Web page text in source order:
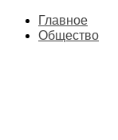
Главное
Общество